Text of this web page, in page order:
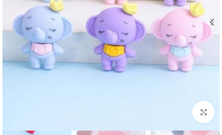
بزرگنمایی تصویر